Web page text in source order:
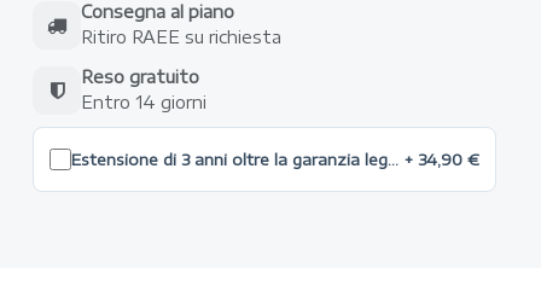
Estensione di 3 anni oltre la garanzia legale max 250 € + 34,90 €
Consegna al piano
Ritiro RAEE su richiesta
Reso gratuito
Entro 14 giorni